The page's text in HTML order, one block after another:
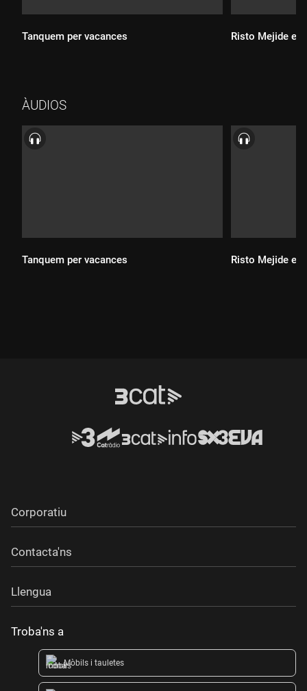
Tanquem per vacances Risto Mejide
ÀUDIOS
Tanquem per vacances Risto Mejide
Corporatiu
Contacta'ns
Llengua
Troba'ns a
Mòbils i tauletes